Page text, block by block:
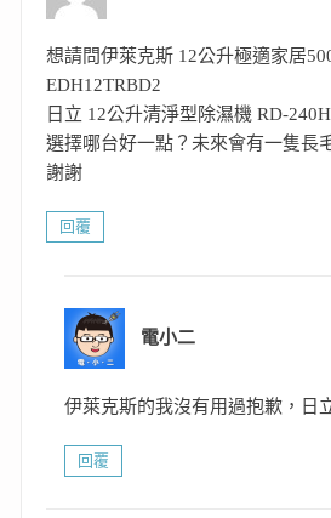
想請問伊萊克斯 12公升極適家居
EDH12TRBD2
日立 12公升清淨型除濕機 RD-
選擇哪台好一點？未來會有一隻長
謝謝
回覆
電小二
伊萊克斯的我沒有用過抱歉，日
回覆